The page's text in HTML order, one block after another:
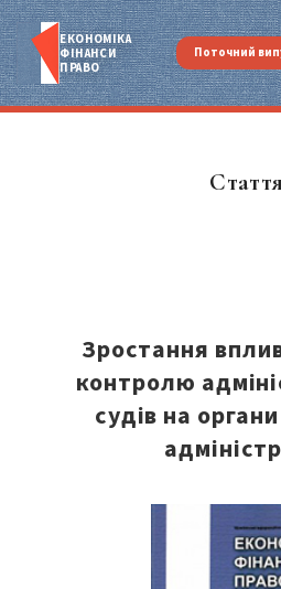
ЕКОНОМІКА
ФІНАНСИ
ПРАВО
Поточний
Стаття
Зростання
контролю
судів на